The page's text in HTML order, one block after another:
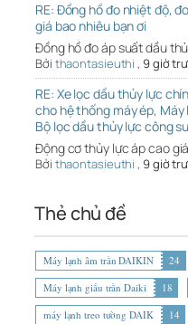
RE: Đồng hồ đo nhiệt độ,
giá bao nhiêu bạn ơi
Đồng hồ đo áp suất dầu
Bởi thaontasieuthi , 9 giờ
RE: Xe lọc dầu thủy lực
cho hệ thống máy ép,
Bộ lọc dầu thủy lực công
Động cơ thủy lực áp cao
Bởi thaontasieuthi , 9 giờ
Thẻ chủ đề
Máy lạnh âm trần DAIKIN 24
Máy lạnh giấu trần Daiki
18
máy lạnh treo tường DAIK
14